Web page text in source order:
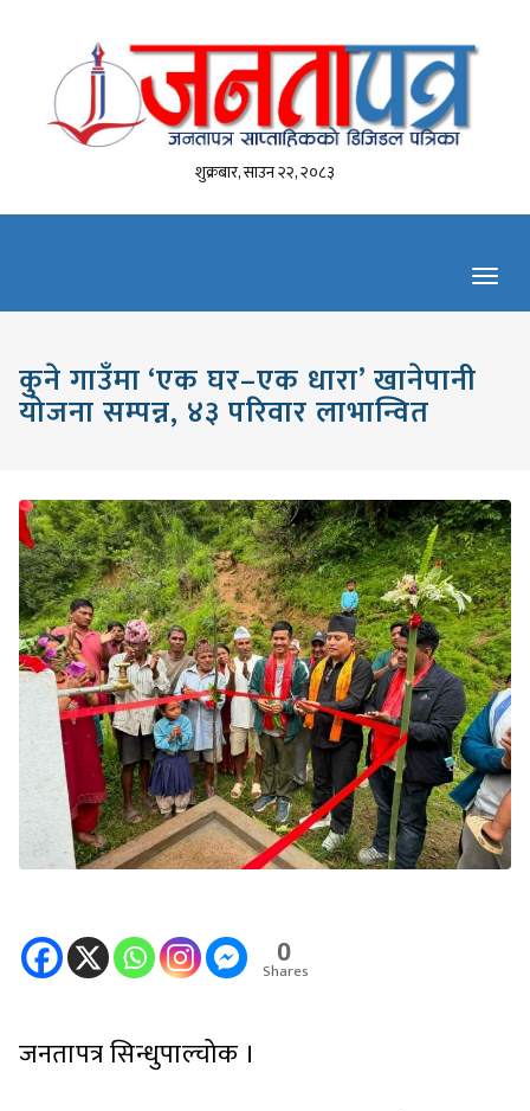
शुक्रबार, साउन २२, २०८३
कुने गाउँमा ‘एक घर–एक धारा’ खानेपानी
योजना सम्पन्न, ४३ परिवार लाभान्वित
0
Shares
जनतापत्र सिन्धुपाल्चोक ।